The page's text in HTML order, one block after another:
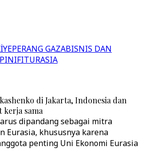
PERANG GAZABISNIS DAN
FITURASIA
di Jakarta, Indonesia dan
kerja sama
dipandang sebagai mitra
Eurasia, khususnya karena
penting Uni Ekonomi Eurasia